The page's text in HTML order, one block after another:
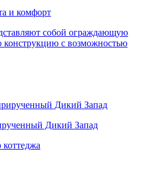
и комфорт
собой ограждающую
с возможностью
Дикий Запад
коттеджа